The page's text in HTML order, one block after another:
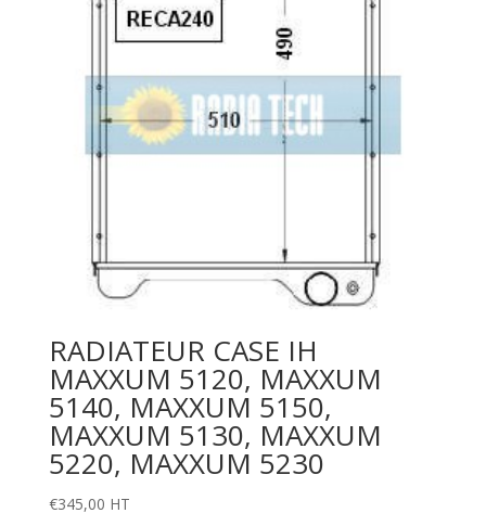
RADIATEUR CASE IH
MAXXUM 5120, MAXXUM
5140, MAXXUM 5150,
MAXXUM 5130, MAXXUM
5220, MAXXUM 5230
€345,00 HT